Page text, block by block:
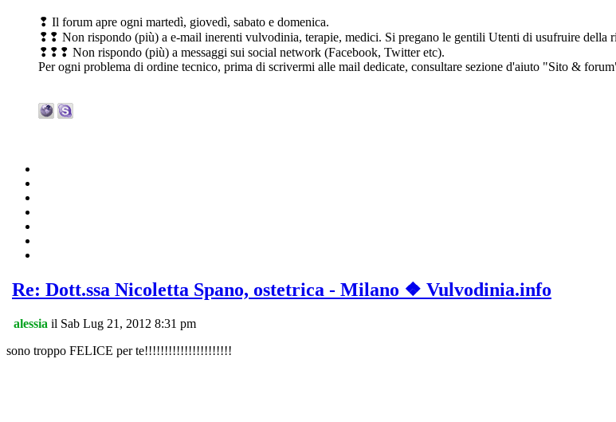
❢ Il forum apre ogni martedì, giovedì, sabato e domenica.
❢❢ Non rispondo (più) a e-mail inerenti vulvodinia, terapie, medici. Si pregano le gentili Utenti di usufruire della
❢❢❢ Non rispondo (più) a messaggi sui social network (Facebook, Twitter etc).
Per ogni problema di ordine tecnico, prima di scrivermi alle mail dedicate, consultare sezione d'aiuto "Sito &
Re: Dott.ssa Nicoletta Spano, ostetrica - Milano ❖ Vulvodinia.info
alessia il Sab Lug 21, 2012 8:31 pm
sono troppo FELICE per te!!!!!!!!!!!!!!!!!!!!!!